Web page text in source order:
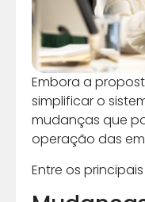
Embora a
simplificar o
mudanças que
operação das
Entre os